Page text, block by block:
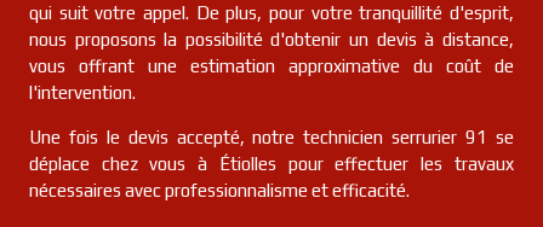
qui suit votre appel. De plus, pour votre tranquillité d'esprit,
nous proposons la possibilité d'obtenir un devis à distance,
vous offrant une estimation approximative du coût de
l'intervention.
Une fois le devis accepté, notre technicien serrurier 91 se
déplace chez vous à Étiolles pour effectuer les travaux
nécessaires avec professionnalisme et efficacité.